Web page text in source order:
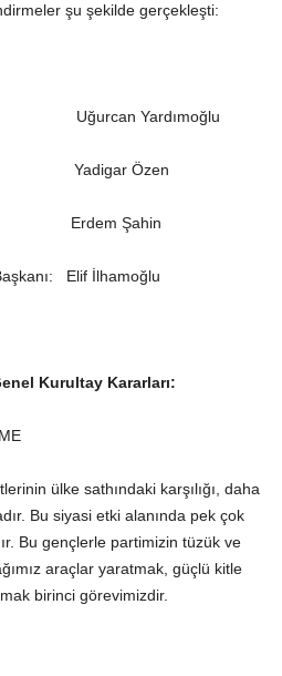
şu şekilde gerçekleşti:
Yardımoğlu
Özen
Erdem Şahin
Elif İlhamoğlu
Kurultay Kararları:
ülke sathındaki karşılığı, daha
Bu siyasi etki alanında pek çok
Bu gençlerle partimizin tüzük ve
araçlar yaratmak, güçlü kitle
birinci görevimizdir.